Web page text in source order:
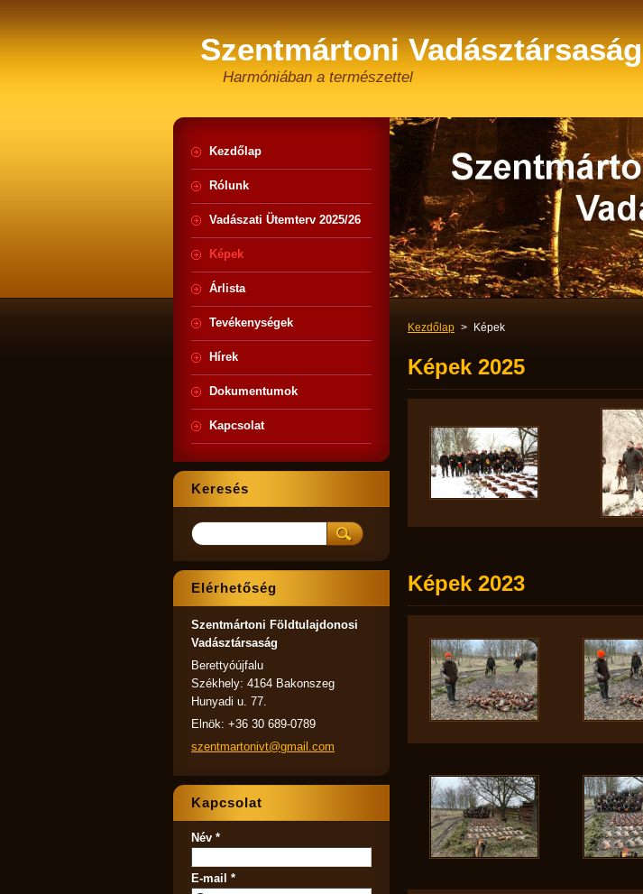
Szentmártoni Vadásztársaság
Harmóniában a természettel
Kezdőlap > Képek
Képek 2025
Képek 2023
Kezdőlap
Rólunk
Vadászati Ütemterv 2025/26
Képek
Árlista
Tevékenységek
Hírek
Dokumentumok
Kapcsolat
Keresés
Elérhetőség
Szentmártoni Földtulajdonosi
Vadásztársaság
Berettyóújfalu
Székhely: 4164 Bakonszeg
Hunyadi u. 77.
Elnök: +36 30 689-0789
szentmartonivt@gmail.com
Kapcsolat
Név *
E-mail *